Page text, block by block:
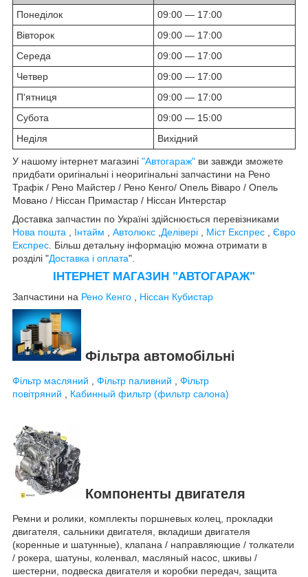
Понеділок
09:00 — 17:00
Вівторок
09:00 — 17:00
Середа
09:00 — 17:00
Четвер
09:00 — 17:00
П'ятниця
09:00 — 17:00
Субота
09:00 — 15:00
Неділя
Вихідний
У нашому інтернет магазині "Автогараж" ви завжди зможете
придбати оригінальні і неоригінальні запчастини на Рено
Трафік / Рено Майстер / Рено Кенго/ Опель Віваро / Опель
Мовано / Ніссан Примастар / Ніссан Интерстар
Доставка запчастин по Україні здійснюється перевізниками
Нова пошта
Інтайм Автолюкс Делівері Міст Експрес
Євро
Експрес . Більш детальну інформацію можна отримати в
розділі "Доставка і оплата".
ІНТЕРНЕТ МАГАЗИН "АВТОГАРАЖ"
Запчастини на Рено Кенго , Ніссан Кубистар
Фільтра автомобільні
Фільтр масляний Фільтр паливний
Фільтр
повітряний
Кабинный фильтр (фильтр салона)
Компоненты двигателя
Ремни и ролики, комплекты поршневых колец, прокладки
двигателя, сальники двигателя, вкладиши двигателя
(коренные и шатунные), клапана / направляющие / толкатели
/ рокера, шатуны, коленвал, масляный насос, шкивы /
шестерни, подвеска двигателя и коробки передач, защита